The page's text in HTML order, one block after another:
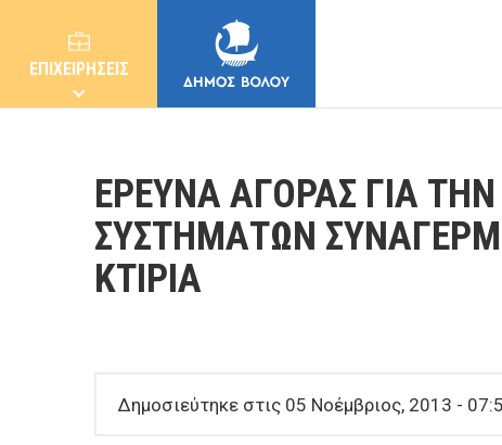
ΕΠΙΧΕΙΡΗΣΕΙΣ
ΕΡΕΥΝΑ ΑΓΟΡΑΣ ΓΙΑ
ΣΥΣΤΗΜΑΤΩΝ
ΚΤΙΡΙΑ
Δημοσιεύτηκε στις 05 Νοέμβριος, 2013 -